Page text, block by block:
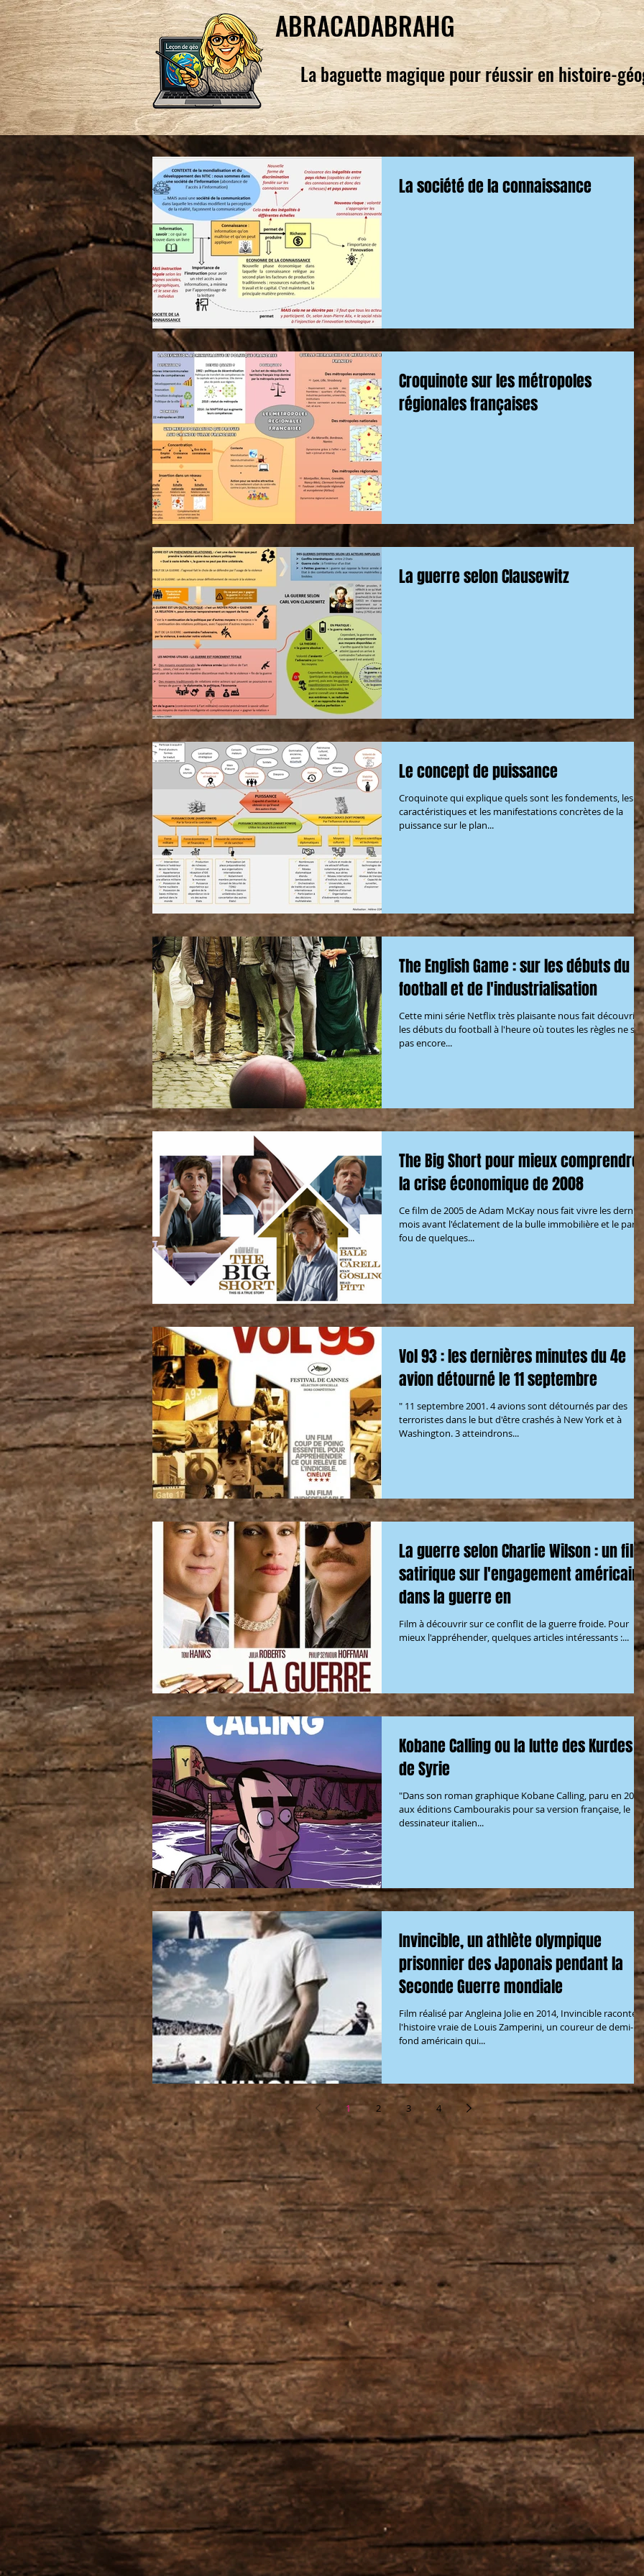
ABRACADABRAHG
La baguette magique pour réussir en histoire-
La société de la connaissance
Croquinote sur les métropoles
régionales françaises
La guerre selon Clausewitz
Le concept de puissance
Croquinote qui explique quels sont les fondements, les
caractéristiques et les manifestations concrètes de la
puissance sur le plan...
The English Game : sur les débuts du
football et de l'industrialisation
Cette mini série Netflix très plaisante nous fait découvrir
les débuts du football à l'heure où toutes les règles ne
pas encore...
The Big Short pour mieux comprendre
la crise économique de 2008
Ce film de 2005 de Adam McKay nous fait vivre les
mois avant l'éclatement de la bulle immobilière et le pari
fou de quelques...
Vol 93 : les dernières minutes du 4e
avion détourné le 11 septembre
" 11 septembre 2001. 4 avions sont détournés par des
terroristes dans le but d'être crashés à New York et à
Washington. 3 atteindrons...
La guerre selon Charlie Wilson : un
satirique sur l'engagement américain
dans la guerre en
Film à découvrir sur ce conflit de la guerre froide. Pour
mieux l'appréhender, quelques articles intéressants :...
Kobane Calling ou la lutte des Kurdes
de Syrie
"Dans son roman graphique Kobane Calling, paru en 2016
aux éditions Cambourakis pour sa version française, le
dessinateur italien...
Invincible, un athlète olympique
prisonnier des Japonais pendant la
Seconde Guerre mondiale
Film réalisé par Angleina Jolie en 2014, Invincible raconte
l'histoire vraie de Louis Zamperini, un coureur de demi-
fond américain qui...
1 2 3 4